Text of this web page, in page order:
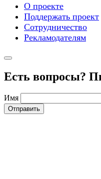
О проекте
Поддержать проект
Сотрудничество
Рекламодателям
Есть вопросы?
Имя